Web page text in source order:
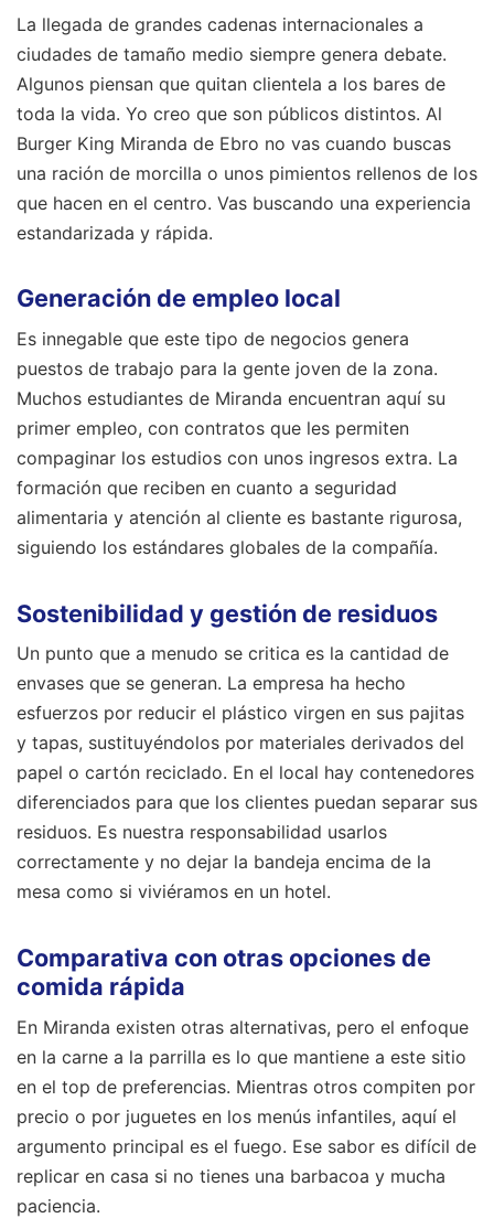
La llegada de grandes cadenas internacionales a
ciudades de tamaño medio siempre genera debate.
Algunos piensan que quitan clientela a los bares de
toda la vida. Yo creo que son públicos distintos. Al
Burger King Miranda de Ebro no vas cuando buscas
una ración de morcilla o unos pimientos rellenos de los
que hacen en el centro. Vas buscando una experiencia
estandarizada y rápida.
Generación de empleo local
Es innegable que este tipo de negocios genera
puestos de trabajo para la gente joven de la zona.
Muchos estudiantes de Miranda encuentran aquí su
primer empleo, con contratos que les permiten
compaginar los estudios con unos ingresos extra. La
formación que reciben en cuanto a seguridad
alimentaria y atención al cliente es bastante rigurosa,
siguiendo los estándares globales de la compañía.
Sostenibilidad y gestión de residuos
Un punto que a menudo se critica es la cantidad de
envases que se generan. La empresa ha hecho
esfuerzos por reducir el plástico virgen en sus pajitas
y tapas, sustituyéndolos por materiales derivados del
papel o cartón reciclado. En el local hay contenedores
diferenciados para que los clientes puedan separar sus
residuos. Es nuestra responsabilidad usarlos
correctamente y no dejar la bandeja encima de la
mesa como si viviéramos en un hotel.
Comparativa con otras opciones de
comida rápida
En Miranda existen otras alternativas, pero el enfoque
en la carne a la parrilla es lo que mantiene a este sitio
en el top de preferencias. Mientras otros compiten por
precio o por juguetes en los menús infantiles, aquí el
argumento principal es el fuego. Ese sabor es difícil de
replicar en casa si no tienes una barbacoa y mucha
paciencia.